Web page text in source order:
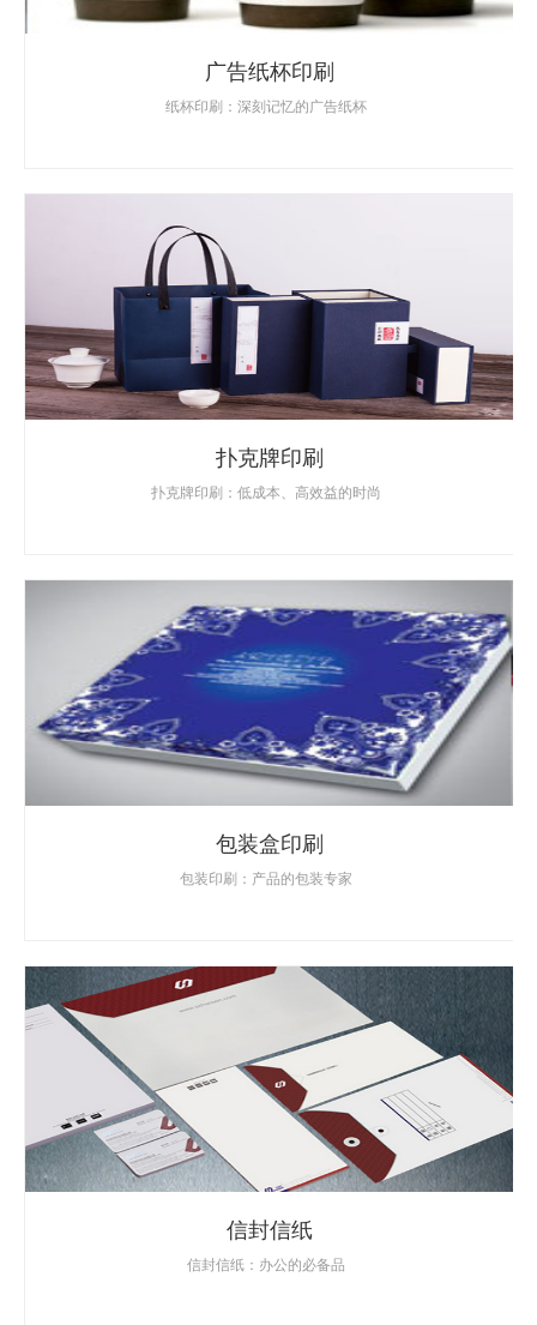
广告纸杯印刷
纸杯印刷：深刻记忆的广告纸杯
扑克牌印刷
扑克牌印刷：低成本、高效益的时尚
包装盒印刷
包装印刷：产品的包装专家
信封信纸
信封信纸：办公的必备品